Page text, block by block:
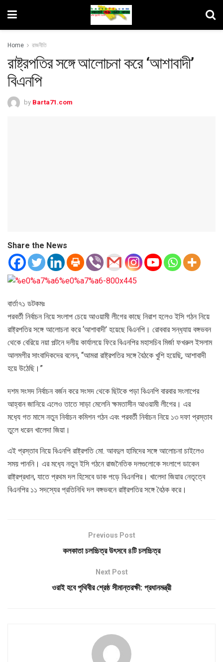
Home রাজনীতি
রাষ্ট্রপতির সঙ্গে আলোচনা করে ‘আশাবাদী’
বিএনপি
by Barta71.com
Share the News
বার্তা৭১ ডটকমঃ
পরবর্তী নির্বাচন নিয়ে সংলাপ চেয়ে আওয়ামী লীগের কাছে নিরাশ হলেও ইসি গঠন নিয়ে
রাষ্ট্রপতির সঙ্গে আলোচনা করে ‘আশাবাদী’ হয়েছে বিএনপি। রোববার সন্ধ‌্যায় বঙ্গভবন
থেকে বেরিয়ে নয়া পল্টনে দলীয় কার্যালয়ে ফিরে বিএনপির মহাসচিব মির্জা ফখরুল ইসলাম
আলমগীর সাংবাদিকদের বলেন, “আমরা রাষ্ট্রপতির সঙ্গে বৈঠকে খুশি হয়েছি, আশাবাদী
হয়ে উঠেছি।”
দশম সংসদ নির্বাচন বর্জন করে সংসদ থেকে ছিটকে পড়া বিএনপি বারবার সংলাপের
আহ্বান জানিয়ে এলেও তাতে সাড়া মেলেনি ক্ষমতাসীন আওয়ামী লীগের। এর
মধ‌্যে গত মাসে নতুন নির্বাচন কমিশন গঠন এবং পরবর্তী নির্বাচন নিয়ে ১৩ দফা প্রস্তাব
তুলে ধরেন খালেদা জিয়া।
এই প্রস্তাব নিয়ে বিএনপি রাষ্ট্রপতি মো. আবদুল হামিদের সঙ্গে আলোচনা চাইলেও
সময় পাননি। এর মধ‌্যে নতুন ইসি গঠনে রাজনৈতিক দলগুলোকে সংলাপে ডাকেন
রাষ্ট্রপ্রধান, যাতে প্রথম দল হিসেবে ডাক পড়ে বিএনপির। খালেদা জিয়ার নেতৃত্বে
বিএনপির ১১ সদস্যের প্রতিনিধি দল বঙ্গভবনে রাষ্ট্রপতির সঙ্গে বৈঠক করে।
Previous Post
কলকাতা চলচ্চিত্র উৎসবে ৪টি চলচ্চিত্র
Next Post
ওরাই হবে পৃথিবীর শ্রেষ্ঠ সীমান্তরক্ষী: প্রধানমন্ত্রী